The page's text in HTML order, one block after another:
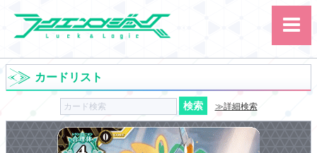
カードリスト
≫詳細検索